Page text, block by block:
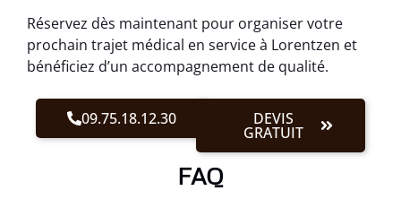
Réservez dès maintenant pour organiser votre
prochain trajet médical en service à Lorentzen et
bénéficiez d’un accompagnement de qualité.
09.75.18.12.30 DEVIS
GRATUIT
FAQ